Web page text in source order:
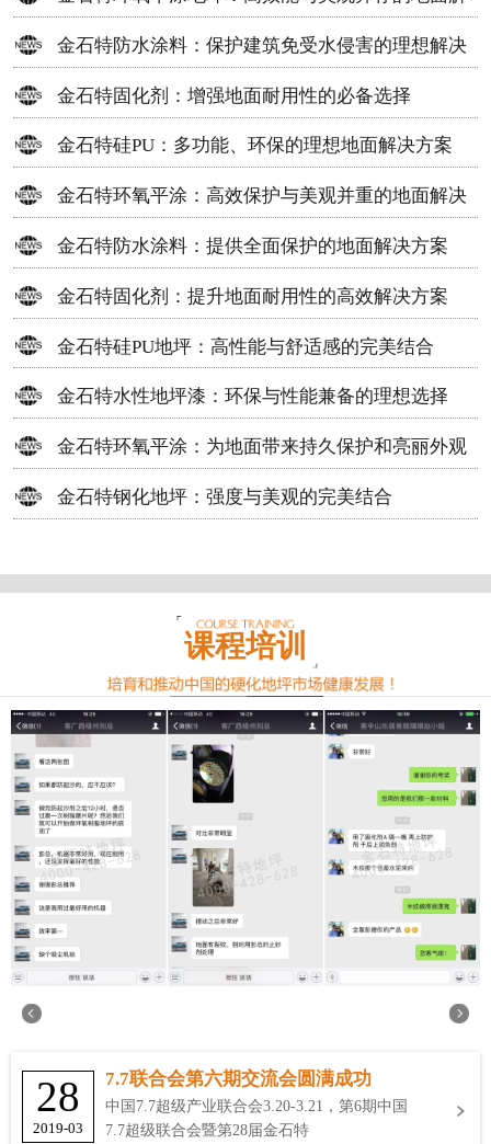
决方案
金石特防水涂料：保护建筑免受水侵害的理想解决
方案
金石特固化剂：增强地面耐用性的必备选择
金石特硅PU：多功能、环保的理想地面解决方案
金石特环氧平涂：高效保护与美观并重的地面解决
方案
金石特防水涂料：提供全面保护的地面解决方案
金石特固化剂：提升地面耐用性的高效解决方案
金石特硅PU地坪：高性能与舒适感的完美结合
金石特水性地坪漆：环保与性能兼备的理想选择
金石特环氧平涂：为地面带来持久保护和亮丽外观
金石特钢化地坪：强度与美观的完美结合
课程培训
28
2019-03
7.7联合会第六期交流会圆满成功
中国7.7超级产业联合会3.20-3.21，第6期中国
7.7超级联合会暨第28届金石特